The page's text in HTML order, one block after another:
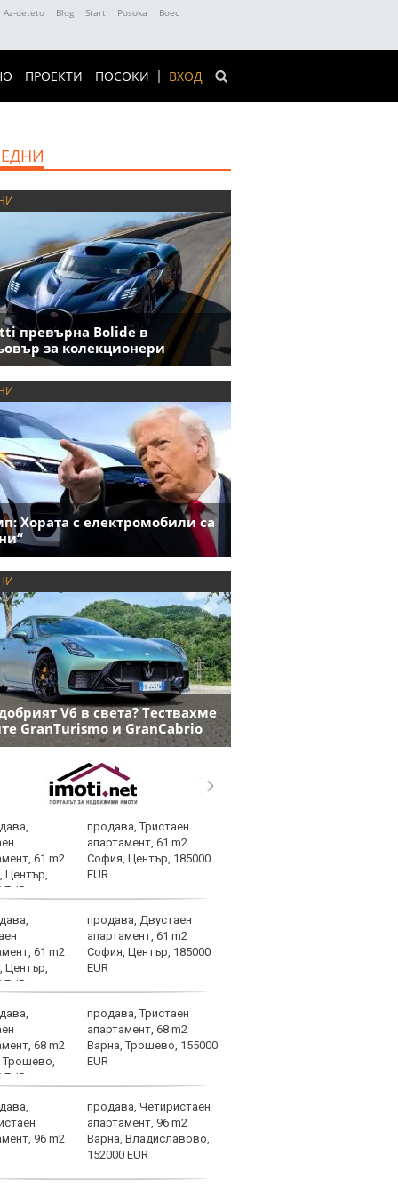
Az-deteto Blog Start Posoka
Boec
ВХОД
ПРОЕКТИ ПОСОКИ
превърна Bolide в
за колекционери
Хората с електромобили са
V6 в света? Тествахме
GranTurismo и GranCabrio
продава, Тристаен
апартамент, 61 m2
София, Център, 185000
EUR
продава, Двустаен
апартамент, 61 m2
София, Център, 185000
EUR
продава, Тристаен
апартамент, 68 m2
Варна, Трошево, 155000
EUR
продава, Четиристаен
апартамент, 96 m2
Варна, Владиславово,
152000 EUR